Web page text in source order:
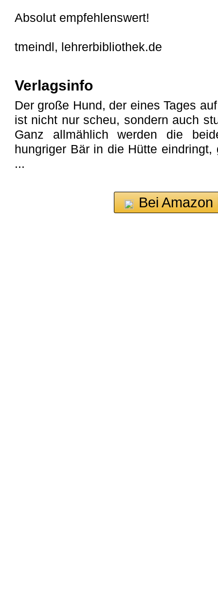
Absolut empfehlenswert!
tmeindl, lehrerbibliothek.de
Verlagsinfo
Der große Hund, der eines Tages
ist nicht nur scheu, sondern auch
Ganz allmählich werden die
hungriger Bär in die Hütte
...
Bei Amazon